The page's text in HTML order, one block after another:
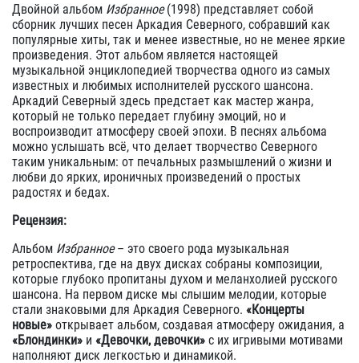
Двойной альбом Избранное(1998) представляет собой
сборник лучших песен Аркадия Северного, собравший как
популярные хиты, так и менее известные, но не менее яркие
произведения. Этот альбом является настоящей
музыкальной энциклопедией творчества одного из самых
известных и любимых исполнителей русского шансона.
Аркадий Северный здесь предстает как мастер жанра,
который не только передает глубину эмоций, но и
воспроизводит атмосферу своей эпохи. В песнях альбома
можно услышать всё, что делает творчество Северного
таким уникальным: от печальных размышлений о жизни и
любви до ярких, ироничных произведений о простых
радостях и бедах.
Рецензия:
Альбом Избранное– это своего рода музыкальная
ретроспектива, где на двух дисках собраны композиции,
которые глубоко пропитаны духом и меланхолией русского
шансона. На первом диске мы слышим мелодии, которые
стали знаковыми для Аркадия Северного. «Концерты
новые» открывает альбом, создавая атмосферу ожидания, а
«Блондинки» и «Девочки, девочки» с их игривыми мотивами
наполняют диск легкостью и динамикой.